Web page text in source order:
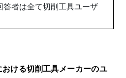
答者は全て切削工具ユーザ
ける切削工具メーカーのユ